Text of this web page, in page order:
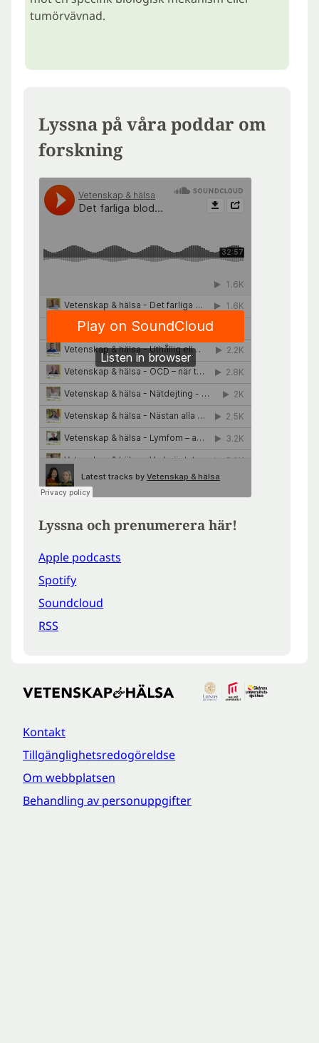
tumörvävnad.
Lyssna på våra poddar om
forskning
Lyssna och prenumerera här!
Apple podcasts
Spotify
Soundcloud
RSS
Kontakt
Tillgänglighetsredogöreldse
Om webbplatsen
Behandling av personuppgifter